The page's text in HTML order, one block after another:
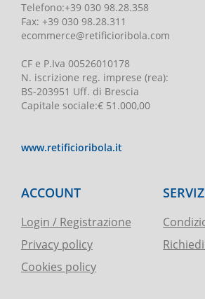
Telefono:+39 030 98.28.358
Fax: +39 030 98.28.311
ecommerce@retificioribola.com
CF e P.Iva 00526010178
N. iscrizione reg. imprese (rea):
BS-203951 Uff. di Brescia
Capitale sociale:€ 51.000,00
www.retificioribola.it
ACCOUNT
Login / Registrazione
Privacy policy
Cookies policy